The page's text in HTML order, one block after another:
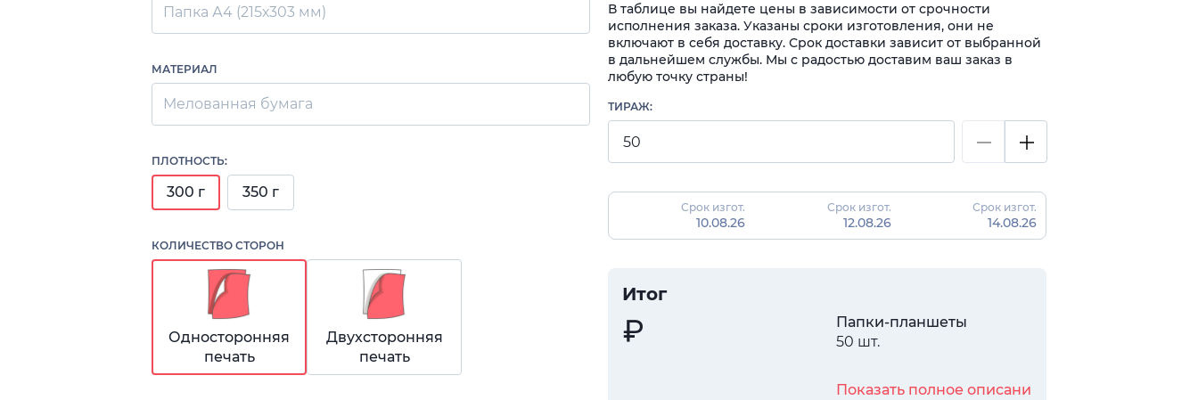
Папка А4 (215х303 мм)
МАТЕРИАЛ
Мелованная бумага
ПЛОТНОСТЬ:
300 г 350 г
КОЛИЧЕСТВО СТОРОН
Односторонняя
печать
Двухсторонняя
печать
В таблице вы найдете цены в зависимости от срочности
исполнения заказа. Указаны сроки изготовления, они не
включают в себя доставку. Срок доставки зависит от выбранной
в дальнейшем службы. Мы с радостью доставим ваш заказ в
любую точку страны!
ТИРАЖ:
Срок изгот.
10.08.26
Срок изгот.
12.08.26
Срок изгот.
14.08.26
Итог
Папки-планшеты
50 шт.
Показать полное описани